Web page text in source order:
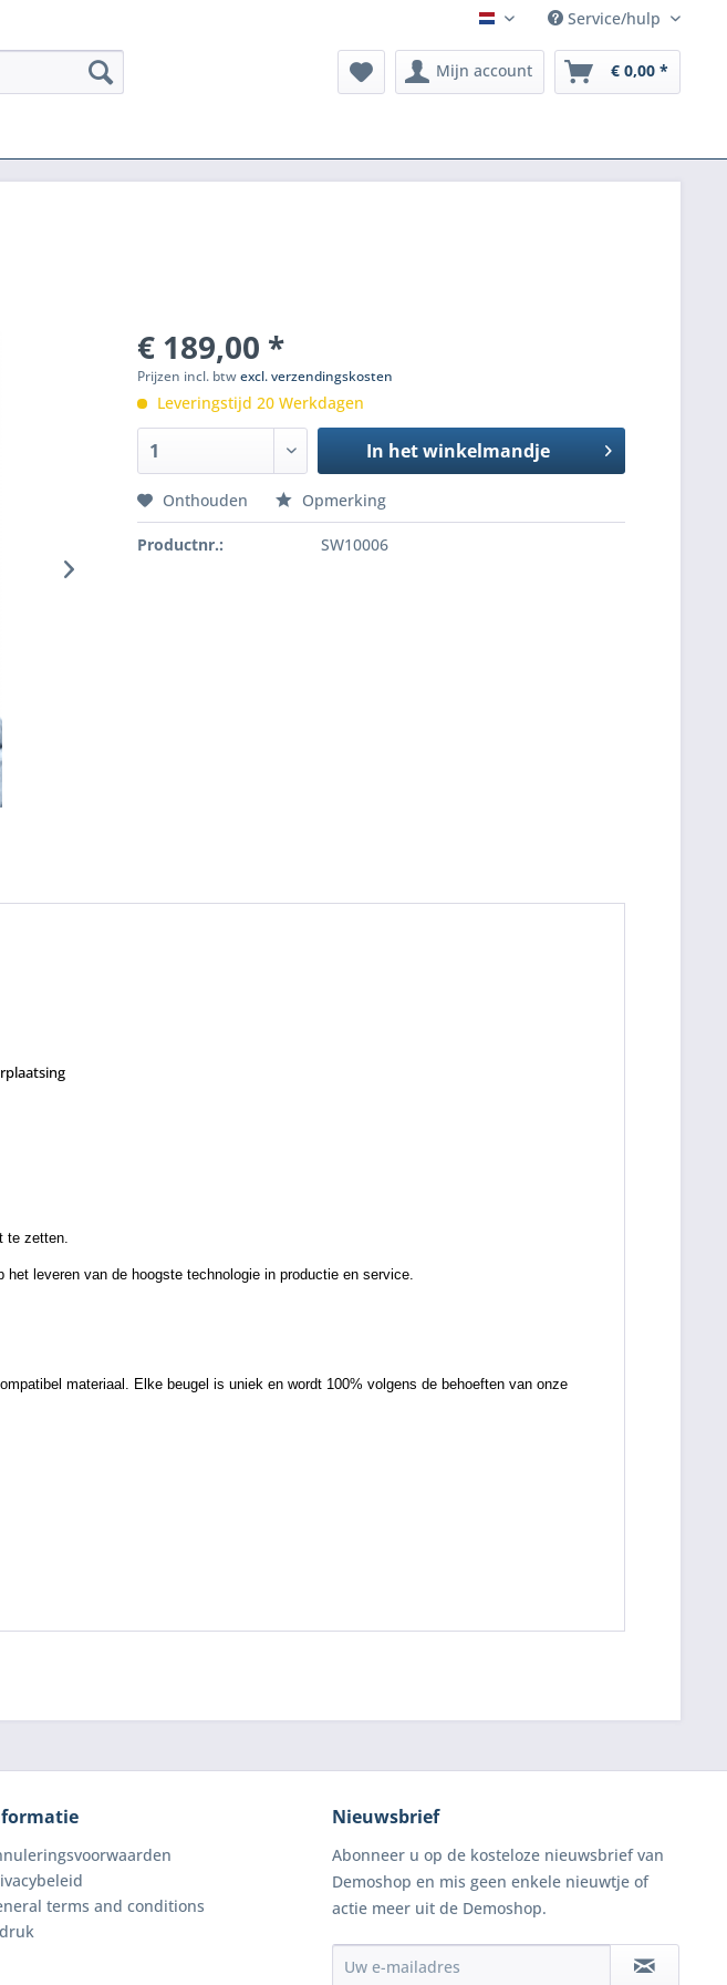
NL Service/hulp
Mijn account € 0,00 *
€ 189,00 *
Prijzen incl. btwexcl. verzendingskosten
Leveringstijd 20 Werkdagen
In het winkelmandje
Onthouden Opmerking
Productnr.: SW10006
te zetten.
leveren van de hoogste technologie in productie en service.
materiaal. Elke beugel is uniek en wordt 100% volgens de behoeften van onze
terms and conditions
Nieuwsbrief
Abonneer u op de kosteloze nieuwsbrief van
Demoshop en mis geen enkele nieuwtje of
actie meer uit de Demoshop.